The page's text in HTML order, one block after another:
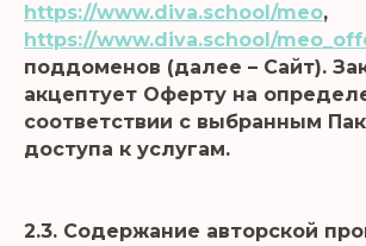
https://www.diva.school/meo,
https://www.diva.school/
поддоменов (далее – Сайт).
акцептует Оферту на
соответствии с выбранным
доступа к услугам.
2.3. Содержание авторской